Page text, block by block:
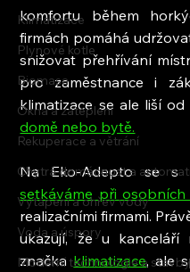
Klimatizace
Plynové kotle
Biomasa
Okna a zateplení
Rekuperace a větrání
Chytrá domácnost a
Vytápění a ohřev vody
Voda a úspory
Moderní technologie a
komfortu během
firmách pomáhá
snižovat přehřívání
pro zaměstnance i
klimatizace se ale liší
domě nebo bytě.
setkáváme při osobních
realizačními firmami.
ukazují, že u kanceláří
značka klimatizace, ale